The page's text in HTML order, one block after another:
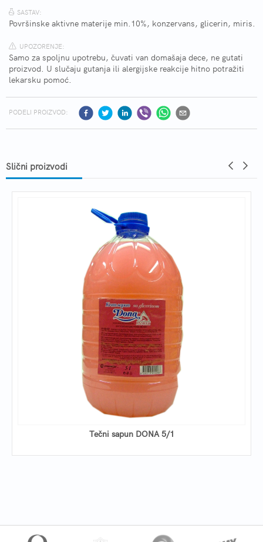
SASTAV:
Površinske aktivne materije min.10%, konzervans, glicerin, miris.
UPOZORENJE:
Samo za spoljnu upotrebu, čuvati van domašaja dece, ne gutati
proizvod. U slučaju gutanja ili alergijske reakcije hitno potražiti
lekarsku pomoć.
PODELI PROIZVOD:
Slični proizvodi
Tečni sapun DONA 5/1